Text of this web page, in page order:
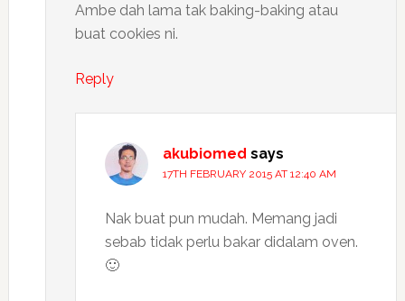
Ambe dah lama tak baking-baking atau
buat cookies ni.
Reply
akubiomed says
17TH FEBRUARY 2015 AT 12:40 AM
Nak buat pun mudah. Memang jadi
sebab tidak perlu bakar didalam oven.
🙂